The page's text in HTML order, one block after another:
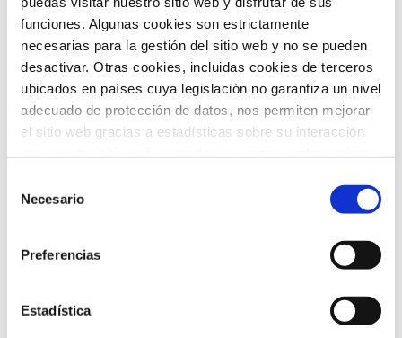
funciones. Algunas cookies son estrictamente
necesarias para la gestión del sitio web y no se pueden
desactivar. Otras cookies, incluidas cookies de terceros
ubicados en países cuya legislación no garantiza un nivel
adecuado de protección de datos, nos permiten mejorar
el sitio web gracias a estadísticas sobre su interacción
el uso que haga del sitio web con nuestros partners de
información que les haya proporcionado o que hayan
recopilado a partir del uso que haya hecho de sus
preferencias.
Necesario
Preferencias
Estadística
tendencias globales más relevantes, de
la mano de expertos y voces
internacionales de referencia. Su
propósito es traducir estos análisis en
claves útiles para el desarrollo social,
Convocatoria de ayudas